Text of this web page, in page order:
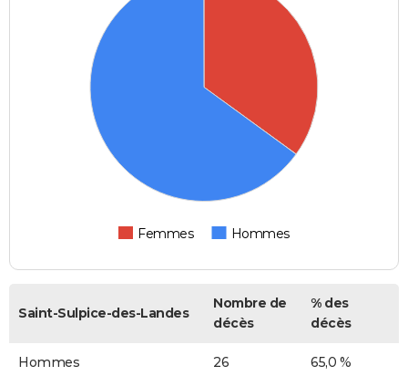
Femmes Hommes
Saint-Sulpice-des-Landes
Nombre de
décès
% des
décès
Hommes 26 65,0 %